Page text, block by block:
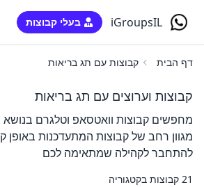
iGroupsIL בעלי קבוצות
דף הבית קבוצות עם תג בריאות
קבוצות וערוצים עם תג בריאות
מחפשים קבוצות וואטסאפ וטלגרם בנושא
מגוון רחב של קבוצות המתעדכנות באופן
להתחבר לקהילה שמתאימה לכם
21 קבוצות בקטגוריה